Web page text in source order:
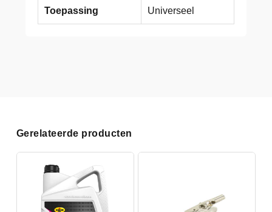
Toepassing Universeel
Gerelateerde producten